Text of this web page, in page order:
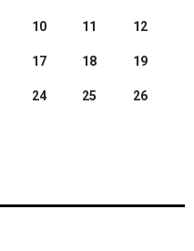
10 11 12
17 18 19
24 25 26